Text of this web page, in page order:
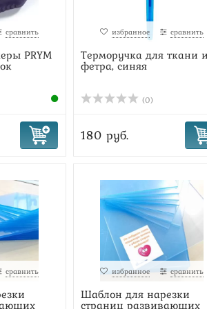
сравнить
PRYM
избранное сравнить
Терморучка для ткани
фетра, синяя
(0)
180 руб.
сравнить избранное сравнить
Шаблон для нарезки
страниц развивающих